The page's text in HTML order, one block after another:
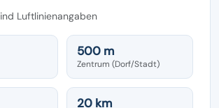
Luftlinienangaben
500 m
Zentrum (Dorf/Stadt)
20 km